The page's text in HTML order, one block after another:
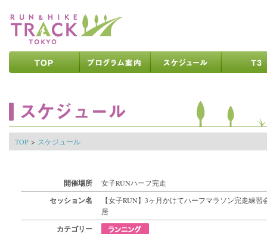
TOP > スケジュール
開催場所 女子RUNハーフ完走
セッション名
【女子RUN】3ヶ月かけてハーフマラソン完走練習
居
カテゴリー